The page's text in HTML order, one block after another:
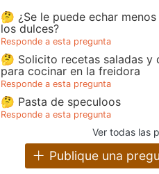
🤔 ¿Se le puede echar
los dulces?
Responde a esta pregunta
🤔 Solicito recetas saladas y
para cocinar en la freidora
Responde a esta pregunta
🤔 Pasta de speculoos
Responde a esta pregunta
Ver todas las
Publique una